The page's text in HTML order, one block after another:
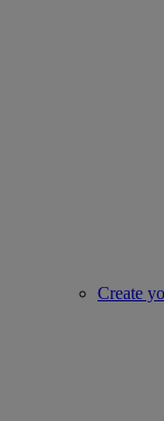
Create